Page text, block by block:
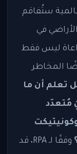
ستُفاقم
في
ليس فقط
المخاطر
تعلم أن ما
مُتعدّد
وفقًا لـ RPA، قد